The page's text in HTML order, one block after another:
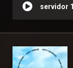
servidor 1